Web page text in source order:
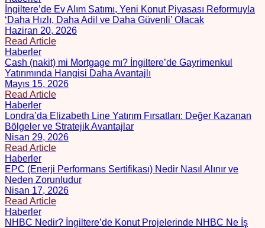
İngiltere’de Ev Alım Satımı, Yeni Konut Piyasası Reformuyla
‘Daha Hızlı, Daha Adil ve Daha Güvenli’ Olacak
Haziran 20, 2026
Read Article
Haberler
Cash (nakit) mi Mortgage mı? İngiltere’de Gayrimenkul
Yatırımında Hangisi Daha Avantajlı
Mayıs 15, 2026
Read Article
Haberler
Londra’da Elizabeth Line Yatırım Fırsatları: Değer Kazanan
Bölgeler ve Stratejik Avantajlar
Nisan 29, 2026
Read Article
Haberler
EPC (Enerji Performans Sertifikası) Nedir Nasıl Alınır ve
Neden Zorunludur
Nisan 17, 2026
Read Article
Haberler
NHBC Nedir? İngiltere’de Konut Projelerinde NHBC Ne İş